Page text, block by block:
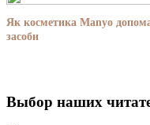
Як косметика Manyo
засоби
Выбор наших